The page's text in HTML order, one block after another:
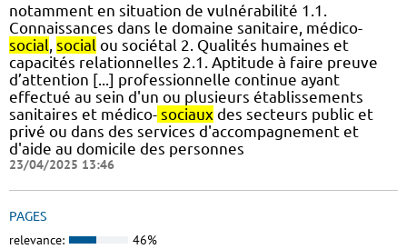
notamment en situation de vulnérabilité 1.1.
Connaissances dans le domaine sanitaire, médico-
social, social ou sociétal 2. Qualités humaines et
capacités relationnelles 2.1. Aptitude à faire preuve
d’attention [...] professionnelle continue ayant
effectué au sein d'un ou plusieurs établissements
sanitaires et médico- sociaux des secteurs public et
privé ou dans des services d'accompagnement et
d'aide au domicile des personnes
23/04/2025 13:46
PAGES
relevance: 46%